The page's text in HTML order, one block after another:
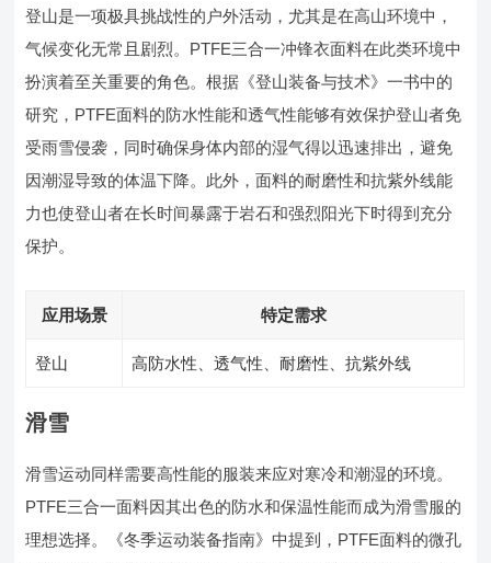
登山是一项极具挑战性的户外活动，尤其是在高山环境中，
气候变化无常且剧烈。PTFE三合一冲锋衣面料在此类环境中
扮演着至关重要的角色。根据《登山装备与技术》一书中的
研究，PTFE面料的防水性能和透气性能够有效保护登山者免
受雨雪侵袭，同时确保身体内部的湿气得以迅速排出，避免
因潮湿导致的体温下降。此外，面料的耐磨性和抗紫外线能
力也使登山者在长时间暴露于岩石和强烈阳光下时得到充分
保护。
应用场景 特定需求
登山 高防水性、透气性、耐磨性、抗紫外线
滑雪
滑雪运动同样需要高性能的服装来应对寒冷和潮湿的环境。
PTFE三合一面料因其出色的防水和保温性能而成为滑雪服的
理想选择。《冬季运动装备指南》中提到，PTFE面料的微孔